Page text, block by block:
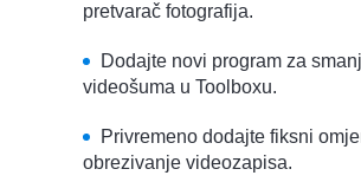
pretvarač fotografija.
Dodajte novi program za
videošuma u Toolboxu.
Privremeno dodajte fiksni
obrezivanje videozapisa.